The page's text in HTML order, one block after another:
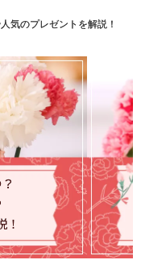
気のプレゼントを解説！
！